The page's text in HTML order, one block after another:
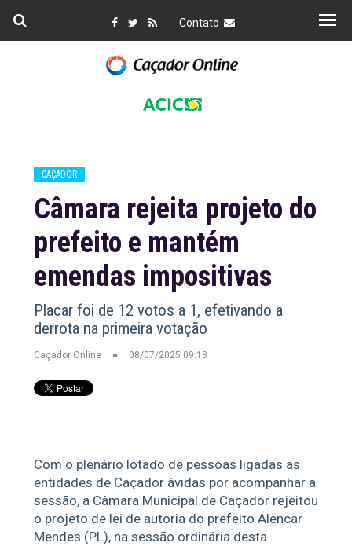
Contato
CAÇADOR
Câmara rejeita projeto do
prefeito e mantém
emendas impositivas
Placar foi de 12 votos a 1, efetivando a
derrota na primeira votação
Caçador Online 08/07/2025 09:13
Com o plenário lotado de pessoas ligadas as
entidades de Caçador ávidas por acompanhar a
sessão, a Câmara Municipal de Caçador rejeitou
o projeto de lei de autoria do prefeito Alencar
Mendes (PL), na sessão ordinária desta